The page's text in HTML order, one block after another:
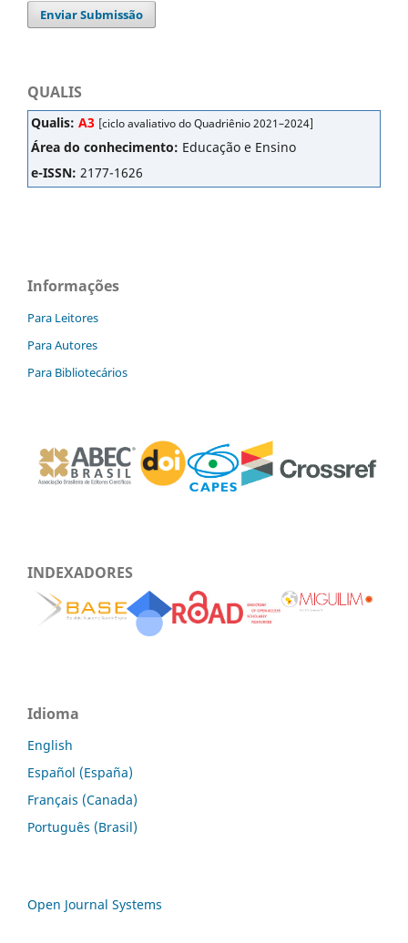
Enviar Submissão
QUALIS
Qualis: A3 [ciclo avaliativo do Quadriênio 2021–2024]
Área do conhecimento: Educação e Ensino
e-ISSN: 2177-1626
Informações
Para Leitores
Para Autores
Para Bibliotecários
INDEXADORES
Idioma
English
Español (España)
Français (Canada)
Português (Brasil)
Open Journal Systems